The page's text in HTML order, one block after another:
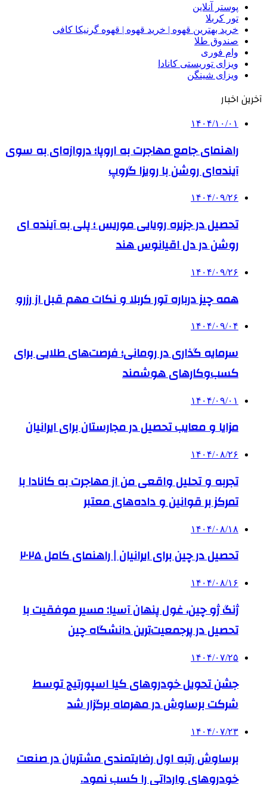
پوستر آنلاین
تور کربلا
خرید بهترین قهوه | خرید قهوه | قهوه گرنیکا کافی
صندوق طلا
وام فوری
ویزای توریستی کانادا
ویزای شینگن
آخرین اخبار
۱۴۰۴/۱۰/۰۱
راهنمای جامع مهاجرت به اروپا؛ دروازه‌ای به سوی
آینده‌ای روشن با رویزا گروپ
۱۴۰۴/۰۹/۲۶
تحصیل در جزیره رویایی موریس ؛ پلی به آینده ‌ای
روشن در دل اقیانوس ‌هند
۱۴۰۴/۰۹/۲۶
همه چیز درباره تور کربلا و نکات مهم قبل از رزرو
۱۴۰۴/۰۹/۰۴
سرمایه گذاری در رومانی؛ فرصت‌های طلایی برای
کسب‌وکارهای هوشمند
۱۴۰۴/۰۹/۰۱
مزایا و معایب تحصیل در مجارستان برای ایرانیان
۱۴۰۴/۰۸/۲۶
تجربه و تحلیل واقعی من از مهاجرت به کانادا با
تمرکز بر قوانین و داده‌های معتبر
۱۴۰۴/۰۸/۱۸
تحصیل در چین برای ایرانیان | راهنمای کامل ۲۰۲۵
۱۴۰۴/۰۸/۱۶
ژنگ ژو چین، غول پنهان آسیا: مسیر موفقیت با
تحصیل در پرجمعیت‌ترین دانشگاه چین
۱۴۰۴/۰۷/۲۵
جشن تحویل خودروهای کیا اسپورتیج توسط
شرکت برساوش در مهرماه برگزار شد
۱۴۰۴/۰۷/۲۳
برساوش رتبه اول رضایتمندی مشتریان در صنعت
خودروهای وارداتی را کسب نمود.